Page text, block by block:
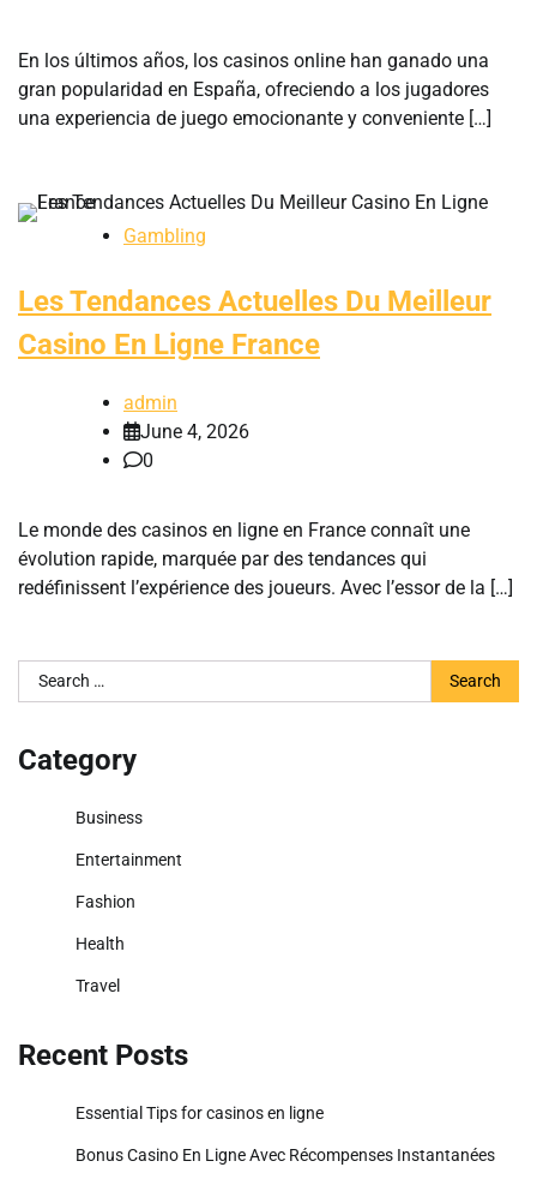
En los últimos años, los casinos online han ganado una
gran popularidad en España, ofreciendo a los jugadores
una experiencia de juego emocionante y conveniente […]
Gambling
Les Tendances Actuelles Du Meilleur
Casino En Ligne France
admin
June 4, 2026
0
Le monde des casinos en ligne en France connaît une
évolution rapide, marquée par des tendances qui
redéfinissent l’expérience des joueurs. Avec l’essor de la […]
Search
for:
Category
Business
Entertainment
Fashion
Health
Travel
Recent Posts
Essential Tips for casinos en ligne
Bonus Casino En Ligne Avec Récompenses Instantanées